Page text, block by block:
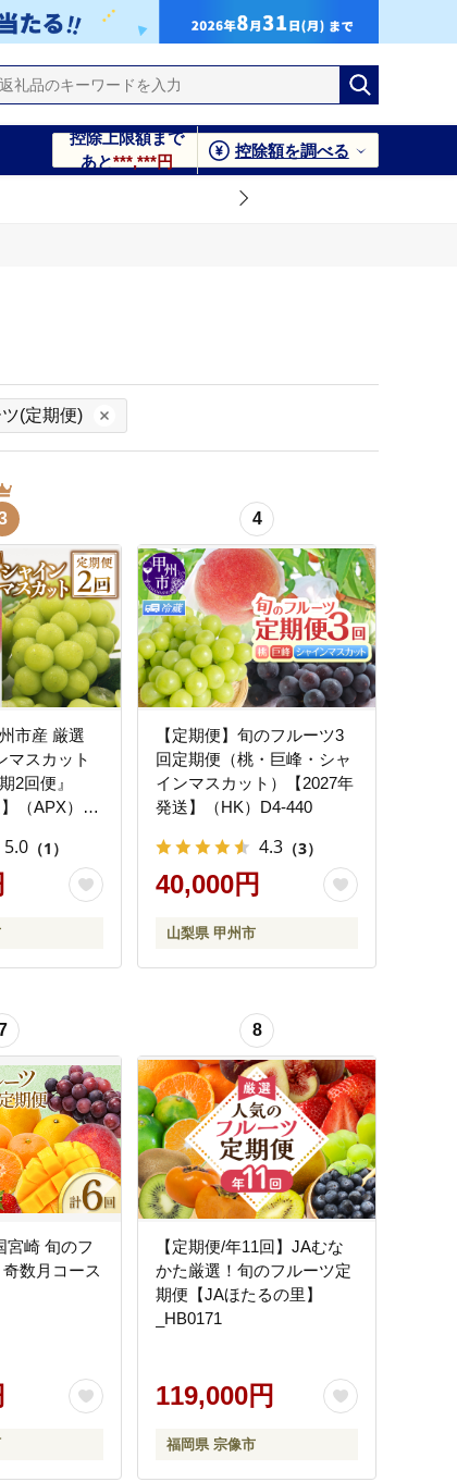
控除上限額まで
あと***,***円
控除額を調べる
(定期便)
市産 厳選
マスカット
2回便』
（APX）C-
5.0 （1）
4
【定期便】旬のフルーツ3
回定期便（桃・巨峰・シャ
インマスカット）【2027年
発送】（HK）D4-440
4.3 （3）
40,000円
山梨県 甲州市
宮崎 旬のフ
数月コース
8
【定期便/年11回】JAむな
かた厳選！旬のフルーツ定
期便【JAほたるの里】
_HB0171
119,000円
福岡県 宗像市